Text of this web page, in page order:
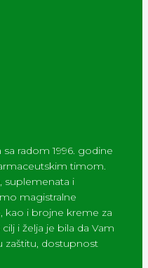
radom 1996. godine
timom.
suplemenata i
magistralne
kao i brojne kreme za
i želja je bila da Vam
zaštitu, dostupnost